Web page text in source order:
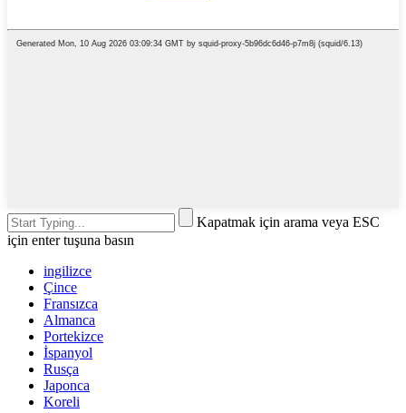
Kapatmak için arama veya ESC
için enter tuşuna basın
ingilizce
Çince
Fransızca
Almanca
Portekizce
İspanyol
Rusça
Japonca
Koreli